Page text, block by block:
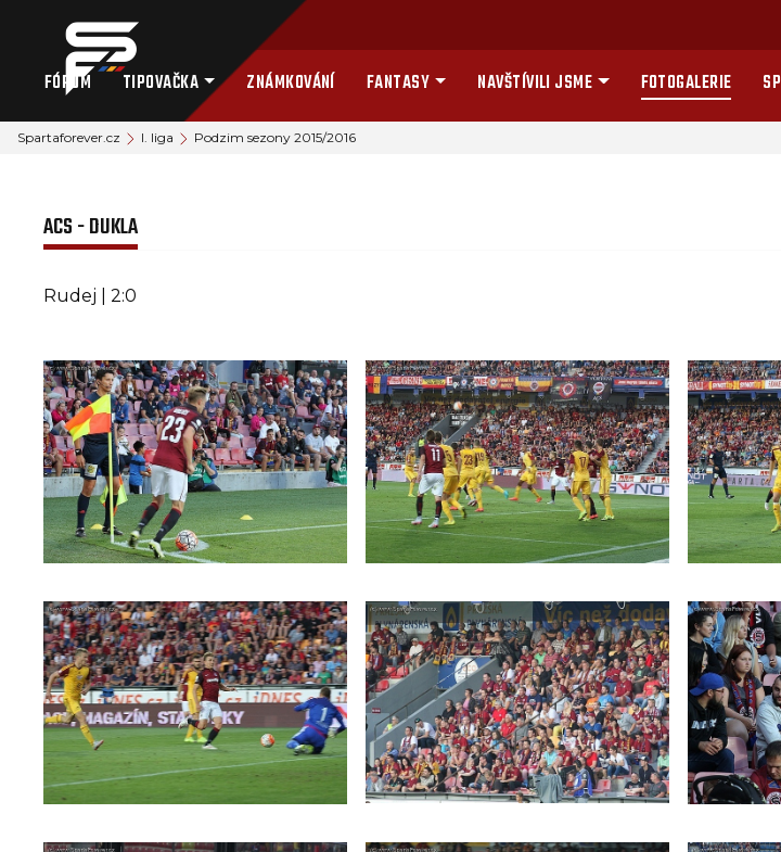
FÓRUM TIPOVAČKA ZNÁMKOVÁNÍ FANTASY NAVŠTÍVILI JSME FOTOGALERIE
Spartaforever.cz I. liga Podzim sezony 2015/2016
ACS - DUKLA
Rudej | 2:0